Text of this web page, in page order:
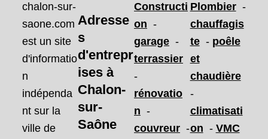
chalon-sur-
saone.com
est un site
d'informatio
n
indépenda
nt sur la
ville de
Adresse
s
d'entrepr
isesà
Chalon-
sur-
Saône
Constructi
on -
garage -
terrassier
-
rénovatio
n -
couvreur -
Plombier -
chauffagis
te - poêle
et
chaudière
-
climatisati
on - VMC